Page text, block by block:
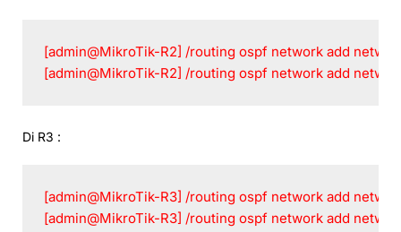
[admin@MikroTik-R2] /routing ospf network add
[admin@MikroTik-R2] /routing ospf network add
Di R3 :
[admin@MikroTik-R3] /routing ospf network add
[admin@MikroTik-R3] /routing ospf network add